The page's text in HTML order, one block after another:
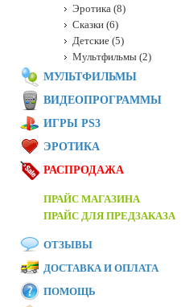
Эротика (8)
Сказки (6)
Детские (5)
Мультфильмы (2)
МУЛЬТФИЛЬМЫ
ВИДЕОПРОГРАММЫ
ИГРЫ PS3
ЭРОТИКА
РАСПРОДАЖА
ПРАЙС МАГАЗИНА
ПРАЙС ДЛЯ ПРЕДЗАКАЗА
ОТЗЫВЫ
ДОСТАВКА И ОПЛАТА
ПОМОЩЬ